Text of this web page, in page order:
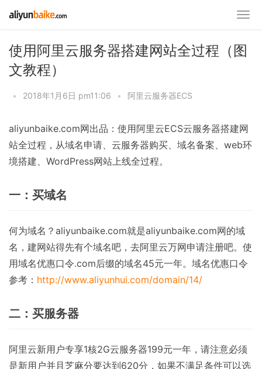
使用阿里云服务器搭建网站全过程（图
文教程）
• 2018年1月6日 pm11:06 • 阿里云服务器ECS
aliyunbaike.com网出品：使用阿里云ECS云服务器搭建网
站全过程，从域名申请、云服务器购买、域名备案、web环
境搭建、WordPress网站上线全过程。
一：买域名
何为域名？aliyunbaike.com就是aliyunbaike.com网的域
名，建网站得先有个域名吧，去阿里云万网申请注册吧。使
用域名优惠口令.com后缀的域名45元一年。域名优惠口令
参考： http://www.aliyunhui.com/domain/14/
二：买服务器
阿里云新用户专享1核2G云服务器199元一年，请注意必须
是新用户并且芝麻分要达到620分，如果不满足条件可以选